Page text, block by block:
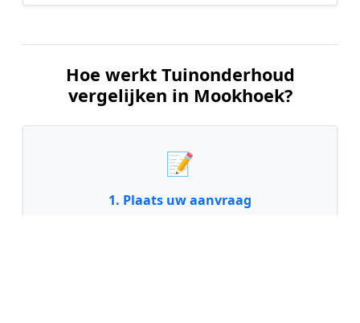
Hoe werkt Tuinonderhoud
vergelijken in Mookhoek?
📝
1. Plaats uw aanvraag